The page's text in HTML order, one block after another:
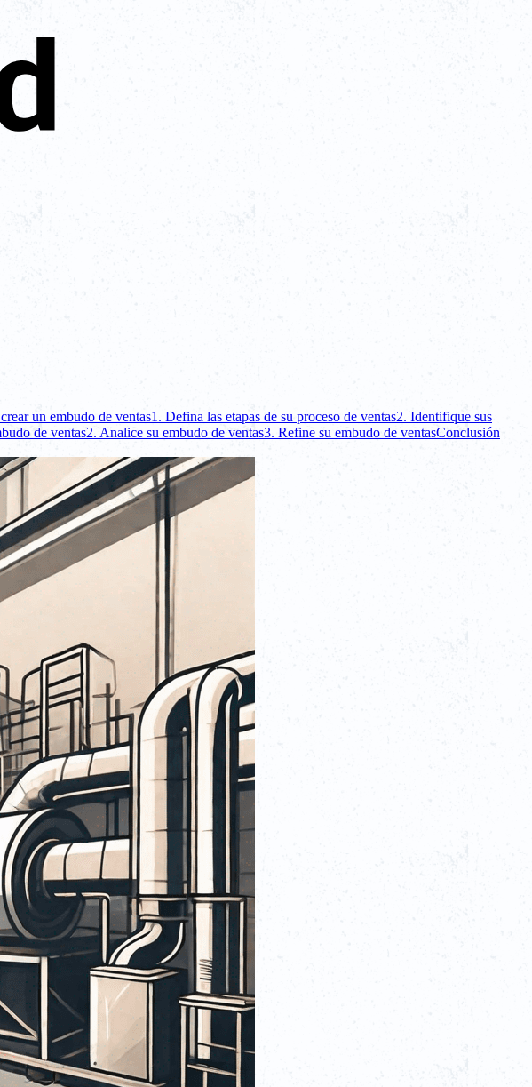
un embudo de ventas1. Defina las etapas de su proceso de ventas2. Identifique sus
de ventas2. Analice su embudo de ventas3. Refine su embudo de ventasConclusión